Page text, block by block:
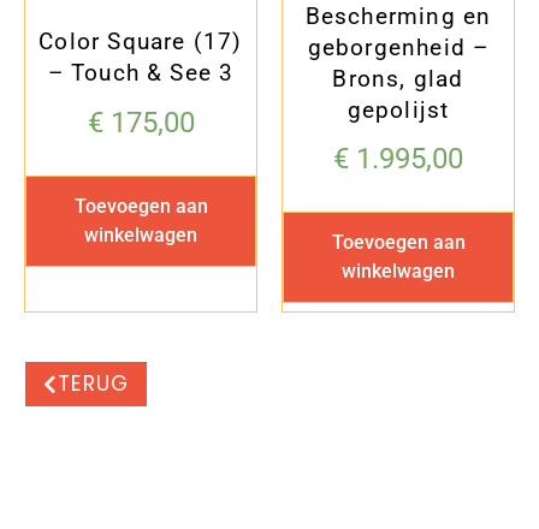
Color Square (17)
– Touch & See 3
€175,00
Toevoegen aan
winkelwagen
Bescherming en
geborgenheid –
Brons, glad
gepolijst
€ 1.995,00
Toevoegen aan
winkelwagen
TERUG